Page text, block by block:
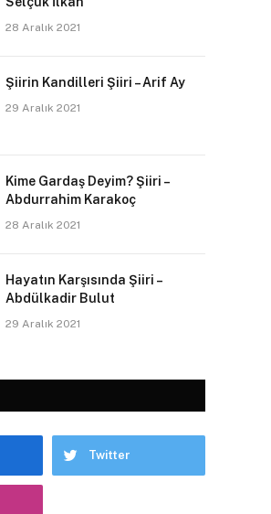
28 Aralık 2021
Şiirin Kandilleri Şiiri – Arif Ay
29 Aralık 2021
Kime Gardaş Deyim? Şiiri –
Abdurrahim Karakoç
28 Aralık 2021
Hayatın Karşısında Şiiri –
Abdülkadir Bulut
29 Aralık 2021
Twitter